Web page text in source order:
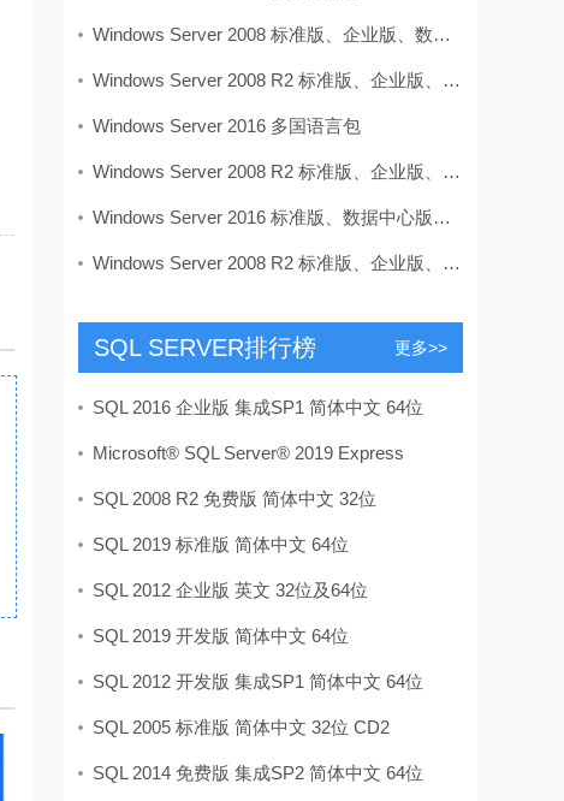
Windows Server 2008 标准版、企业版、数据中心版多合
Windows Server 2008 R2 标准版、企业版、数据中心
Windows Server 2016 多国语言包
Windows Server 2008 R2 标准版、企业版、数据中心
Windows Server 2016 标准版、数据中心版多合一 VL
Windows Server 2008 R2 标准版、企业版、数据中心
SQL SERVER排行榜 更多>>
SQL 2016 企业版 集成SP1 简体中文 64位
Microsoft® SQL Server® 2019 Express
SQL 2008 R2 免费版 简体中文 32位
SQL 2019 标准版 简体中文 64位
SQL 2012 企业版 英文 32位及64位
SQL 2019 开发版 简体中文 64位
SQL 2012 开发版 集成SP1 简体中文 64位
SQL 2005 标准版 简体中文 32位 CD2
SQL 2014 免费版 集成SP2 简体中文 64位